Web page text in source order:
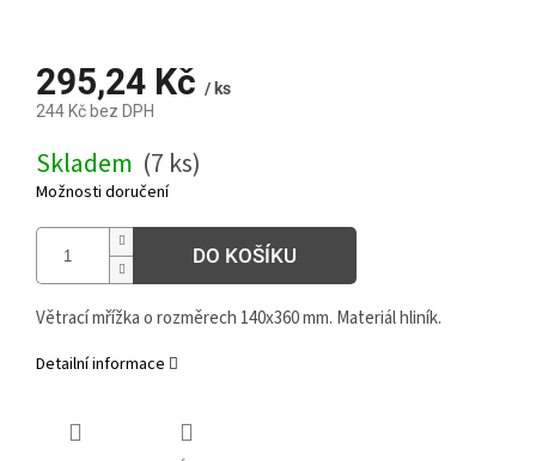
295,24 Kč / ks
244 Kč bez DPH
cena:
Skladem (7 ks)
Možnosti doručení
DO KOŠÍKU
Větrací mřížka o rozměrech 140x360 mm. Materiál hliník.
Detailní informace